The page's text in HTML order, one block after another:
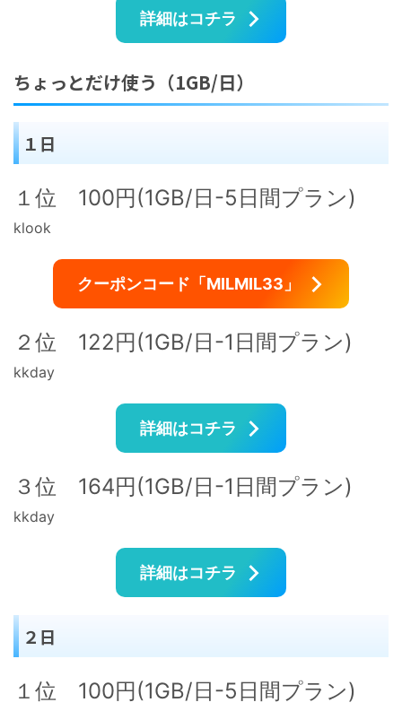
詳細はコチラ
ちょっとだけ使う（1GB/日）
１日
１位 100円(1GB/日-5日間プラン)
klook
クーポンコード「MILMIL33」
２位 122円(1GB/日-1日間プラン)
kkday
詳細はコチラ
３位 164円(1GB/日-1日間プラン)
kkday
詳細はコチラ
２日
１位 100円(1GB/日-5日間プラン)